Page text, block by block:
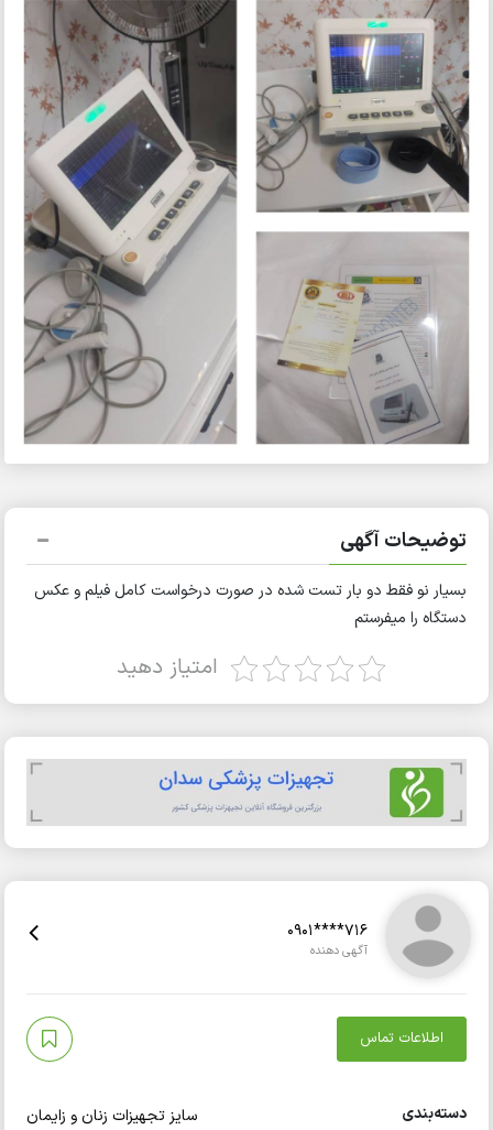
توضیحات آگهی
بسیار نو فقط دو بار تست شده در صورت درخواست کامل فیلم و عکس
دستگاه را میفرستم
امتیاز دهید
0901****716
آگهی دهنده
اطلاعات تماس
دسته‌بندی سایز تجهیزات زنان و زایمان